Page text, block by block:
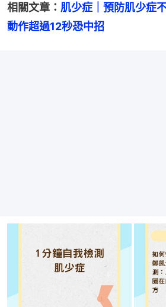
相關文章： 肌少症｜預防肌少症
動作超過12秒恐中招